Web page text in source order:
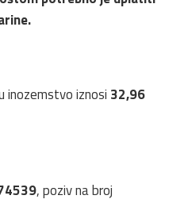
inozemstvo iznosi 32,96
, poziv na broj